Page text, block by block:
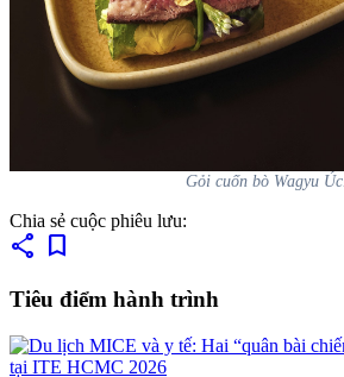
Gỏi cuốn bò Wagyu Úc.
Chia sẻ cuộc phiêu lưu:
share bookmark
Tiêu điểm hành trình